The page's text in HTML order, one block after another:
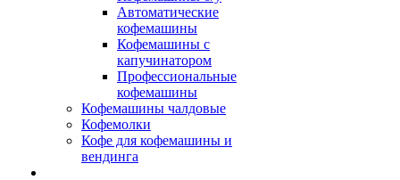
Автоматические
кофемашины
Кофемашины с
капучинатором
Профессиональные
кофемашины
Кофемашины чалдовые
Кофемолки
Кофе для кофемашины и
вендинга